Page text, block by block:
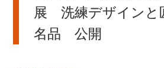
展 洗練デザインと
名品 公開